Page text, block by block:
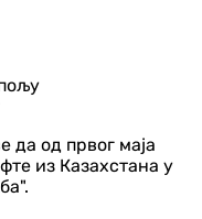
да од првог маја
из Казахстана у